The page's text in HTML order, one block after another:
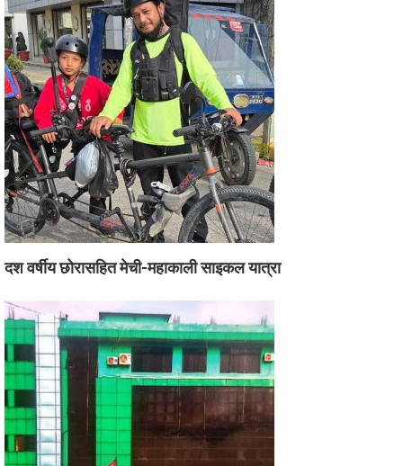
दश वर्षीय छोरासहित मेची-महाकाली साइकल यात्रा